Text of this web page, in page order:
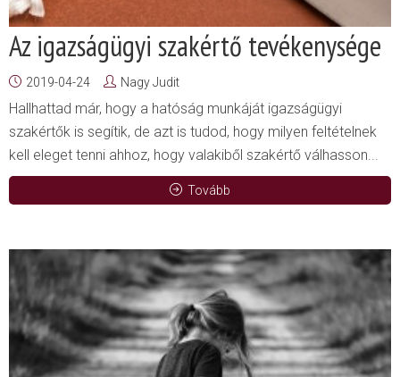
Az igazságügyi szakértő tevékenysége
2019-04-24 Nagy Judit
Hallhattad már, hogy a hatóság munkáját igazságügyi
szakértők is segítik, de azt is tudod, hogy milyen feltételnek
kell eleget tenni ahhoz, hogy valakiből szakértő válhasson...
Tovább